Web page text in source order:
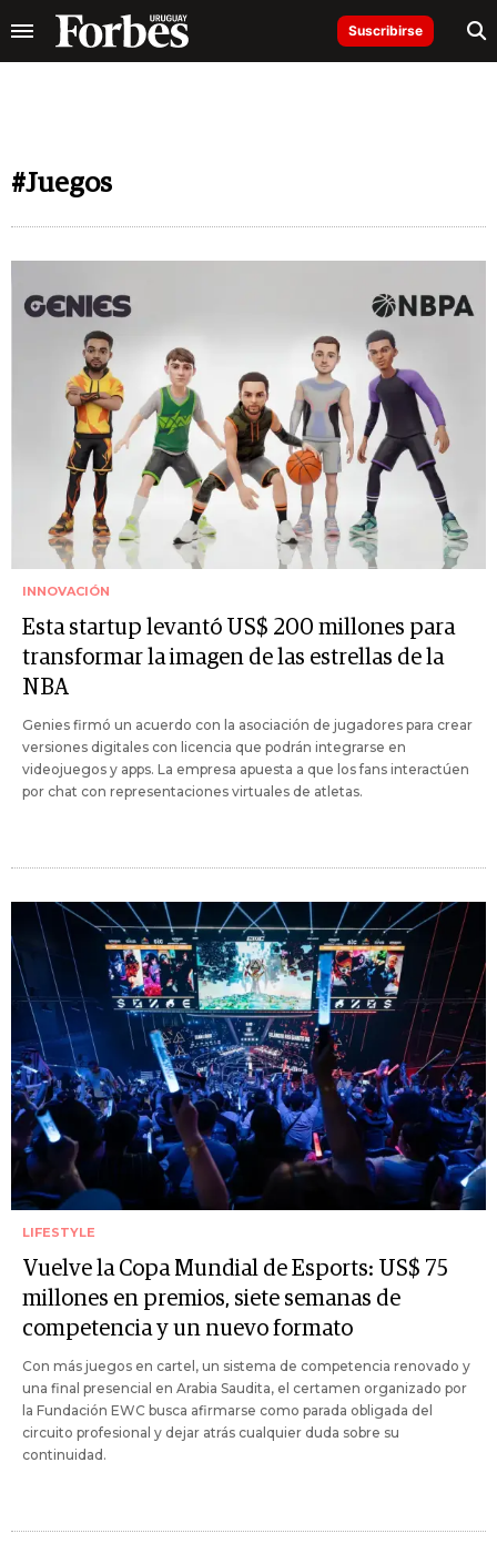
Suscribirse
#Juegos
INNOVACIÓN
Esta startup levantó US$ 200 millones para
transformar la imagen de las estrellas de la
NBA
Genies firmó un acuerdo con la asociación de jugadores para crear
versiones digitales con licencia que podrán integrarse en
videojuegos y apps. La empresa apuesta a que los fans interactúen
por chat con representaciones virtuales de atletas.
LIFESTYLE
Vuelve la Copa Mundial de Esports: US$ 75
millones en premios, siete semanas de
competencia y un nuevo formato
Con más juegos en cartel, un sistema de competencia renovado y
una final presencial en Arabia Saudita, el certamen organizado por
la Fundación EWC busca afirmarse como parada obligada del
circuito profesional y dejar atrás cualquier duda sobre su
continuidad.